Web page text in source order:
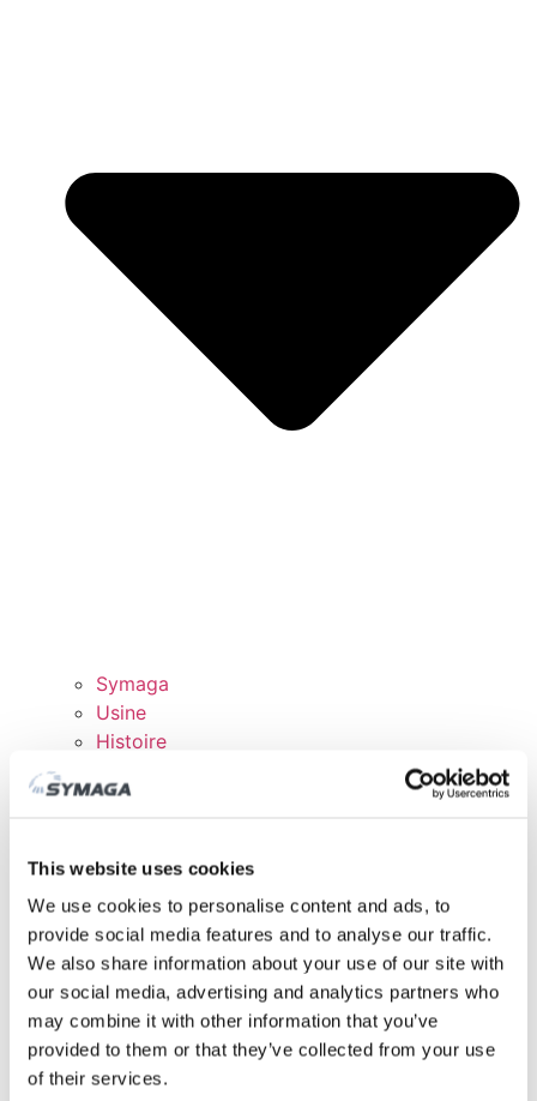
This website uses cookies
We use cookies to personalise content and ads, to
provide social media features and to analyse our traffic.
We also share information about your use of our site with
our social media, advertising and analytics partners who
may combine it with other information that you’ve
provided to them or that they’ve collected from your use
of their services.
Symaga
Usine
Histoire
Responsabilité des Entreprises
Certificats et politiques
DOMAINE CLIENTS